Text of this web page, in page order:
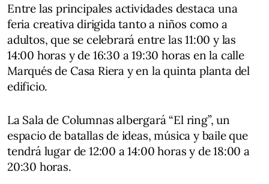
Entre las principales actividades destaca una
feria creativa dirigida tanto a niños como a
adultos, que se celebrará entre las 11:00 y las
14:00 horas y de 16:30 a 19:30 horas en la calle
Marqués de Casa Riera y en la quinta planta del
edificio.
La Sala de Columnas albergará “El ring”, un
espacio de batallas de ideas, música y baile que
tendrá lugar de 12:00 a 14:00 horas y de 18:00 a
20:30 horas.